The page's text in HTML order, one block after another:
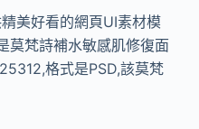
美好看的網頁UI素材模
莫梵詩補水敏感肌修復面
格式是PSD,該莫梵